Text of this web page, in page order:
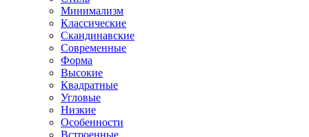
Минимализм
Классические
Скандинавские
Современные
Форма
Высокие
Квадратные
Угловые
Низкие
Особенности
Встроенные